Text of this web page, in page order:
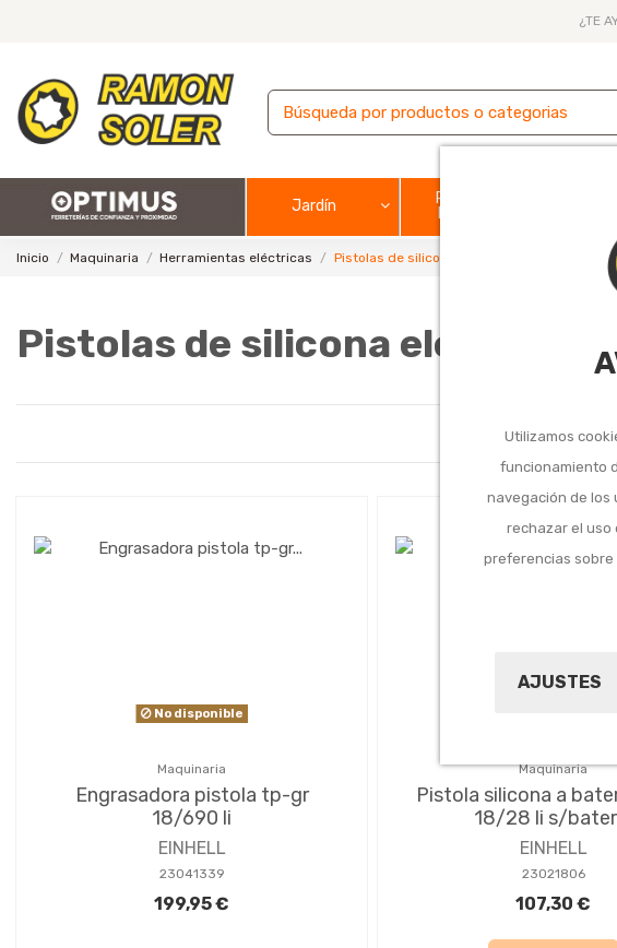
Utilizamos
funcionamiento
navegación de los
rechazar el uso
preferencias sobre
AJUSTES
¿TE
Jardín
Pintura y
Inicio Maquinaria Herramientas eléctricas Pistolas de silicona eléctricas
Pistolas de silicona eléctricas
No disponible
Maquinaria
Engrasadora pistola tp-gr
18/690 li
EINHELL
23041339
199,95 €
Maquinaria
Pistola silicona a
18/28 li s/
EINHELL
23021806
107,30 €